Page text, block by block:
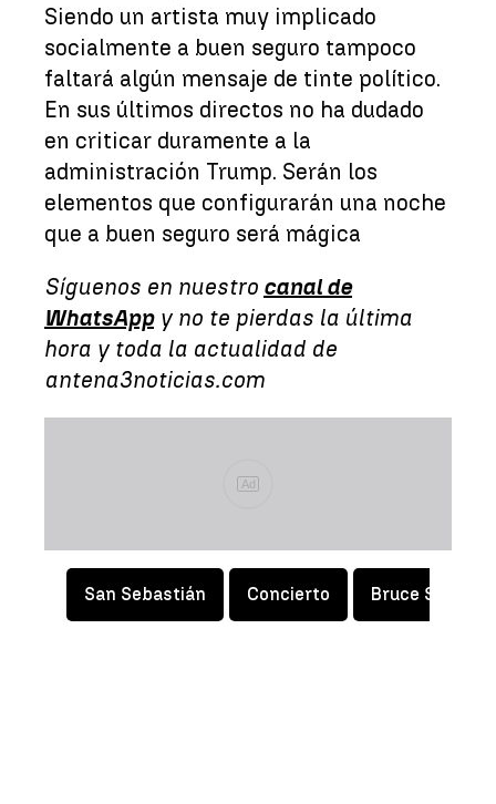
Siendo un artista muy implicado
socialmente a buen seguro tampoco
faltará algún mensaje de tinte político.
En sus últimos directos no ha dudado
en criticar duramente a la
administración Trump. Serán los
elementos que configurarán una noche
que a buen seguro será mágica
Síguenos en nuestro canal de
WhatsAppy no te pierdas la última
hora y toda la actualidad de
antena3noticias.com
Ad
San Sebastián Concierto Bruce